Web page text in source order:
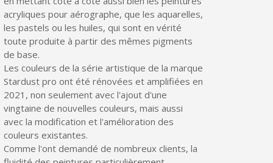
Partagez vos créations et obtenez des bons d'achat
Gagnez des points de fidélité à chaque commande
Livraison sous 24 h en France Métropolitaine
Retour produits sous 14 jours
Réduction de 5€ sur la première commande
10€ de bon d'achat pour chaque parrainage
Inscription à la newsletter : 5€ de réduction
Livraison sous 24 h en France Métropolitaine
acryliques pour aérographe, que les aquarelles,
les pastels ou les huiles, qui sont en vérité
toute produite à partir des mêmes pigments
de base.
Les couleurs de la série artistique de la marque
Stardust pro ont été rénovées et amplifiées en
2021, non seulement avec l'ajout d'une
vingtaine de nouvelles couleurs, mais aussi
avec la modification et l'amélioration des
couleurs existantes.
Comme l'ont demandé de nombreux clients, la